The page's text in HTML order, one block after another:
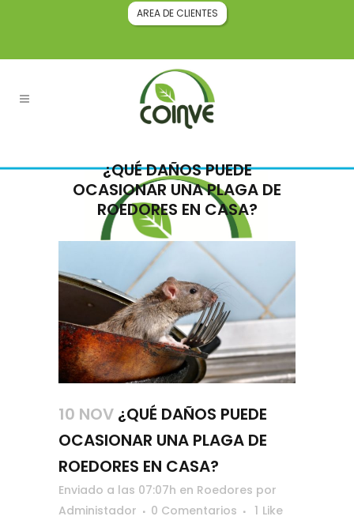
AREA DE CLIENTES
¿QUÉ DAÑOS PUEDE
OCASIONAR UNA PLAGA DE
ROEDORES EN CASA?
10 NOV ¿QUÉ DAÑOS PUEDE
OCASIONAR UNA PLAGA DE
ROEDORES EN CASA?
Enviado a las 07:07h en Roedores por
Administador
0 Comentarios 1 Like